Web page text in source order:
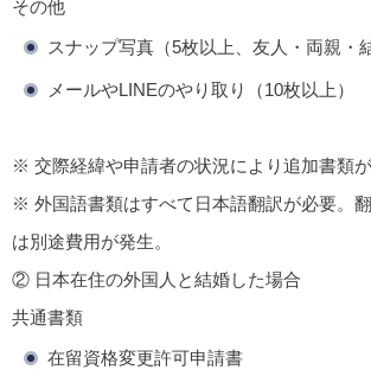
その他
スナップ写真（5枚以上、友人・両親・
メールやLINEのやり取り（10枚以上）
※ 交際経緯や申請者の状況により追加書類が
※ 外国語書類はすべて日本語翻訳が必要。
は別途費用が発生。
② 日本在住の外国人と結婚した場合
共通書類
在留資格変更許可申請書